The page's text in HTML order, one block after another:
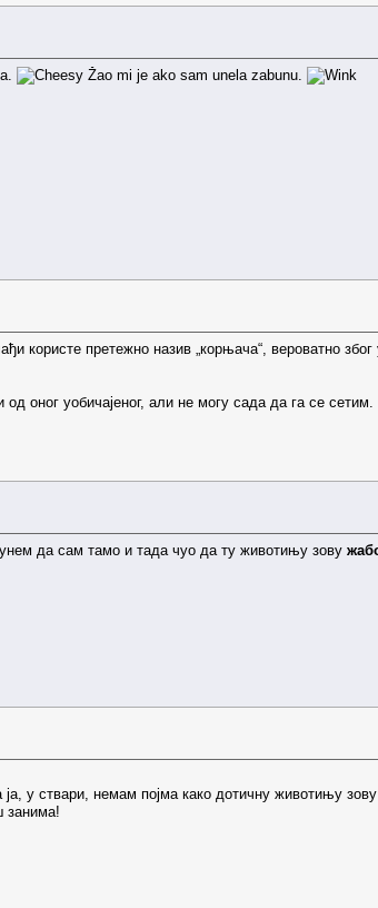
Žao mi je ako sam unela zabunu.
користе претежно назив „корњача“, вероватно
оног уобичајеног, али не могу сада да га се сетим.
да сам тамо и тада чуо да ту животињу зову
у ствари, немам појма како дотичну животињу
занима!